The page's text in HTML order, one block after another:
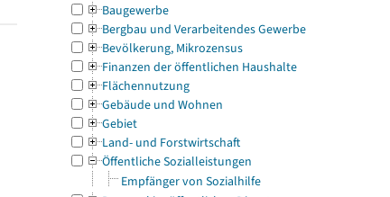
Baugewerbe
Bergbau und Verarbeitendes Gewerbe
Bevölkerung, Mikrozensus
Finanzen der öffentlichen Haushalte
Flächennutzung
Gebäude und Wohnen
Gebiet
Land- und Forstwirtschaft
Öffentliche Sozialleistungen
Empfänger von Sozialhilfe